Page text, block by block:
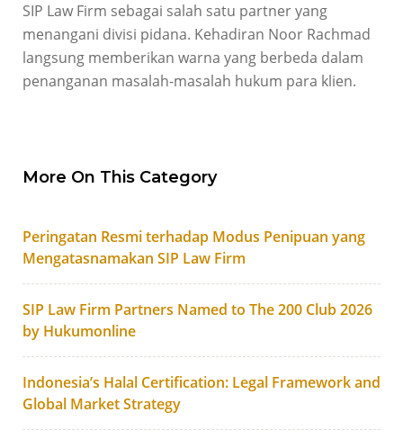
SIP Law Firm sebagai salah satu partner yang
menangani divisi pidana. Kehadiran Noor Rachmad
langsung memberikan warna yang berbeda dalam
penanganan masalah-masalah hukum para klien.
More On This Category
Peringatan Resmi terhadap Modus Penipuan yang
Mengatasnamakan SIP Law Firm
SIP Law Firm Partners Named to The 200 Club 2026
by Hukumonline
Indonesia’s Halal Certification: Legal Framework and
Global Market Strategy